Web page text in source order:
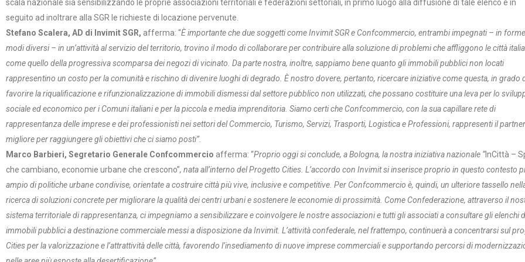
scala nazionale sia sensibilizzando le proprie associazioni territoriali e federazioni settoriali, in primo luogo alla diffusione di tale elenco e in
seguito ad inoltrare alla SGR le richieste di locazione pervenute.
Stefano Scalera, AD di Invimit SGR, afferma: “È importante che due soggetti come Invimit SGR e Confcommercio, entrambi impegnati – in
modi diversi – in un’attività al servizio del territorio, trovino il modo di collaborare per contribuire alla soluzione di problemi che affliggono le città
come quello della progressiva scomparsa dei negozi di vicinato. Da parte nostra, inoltre, sappiamo bene quanto gli immobili pubblici non locati
rappresentino un costo per la comunità e rischino di divenire luoghi di degrado. È nostro dovere, pertanto, ricercare iniziative come questa, in grado
favorire la riqualificazione e rifunzionalizzazione di immobili dismessi dal settore pubblico non utilizzati, che possano costituire una leva per lo
sociale ed economico per i Comuni italiani e per la piccola e media imprenditoria. Siamo certi che Confcommercio, con la sua capillare rete di
rappresentanza delle imprese e dei professionisti nei settori del Commercio, Turismo, Servizi, Trasporti, Logistica e Professioni, rappresenti il partner
migliore per raggiungere gli obiettivi che ci siamo posti”.
Marco Barbieri, Segretario Generale Confcommercio afferma: “Proprio oggi si conclude, a Bologna, la nostra iniziativa nazionale “InCittà –
che cambiano, economie urbane che crescono”, nata all’interno del Progetto Cities. L’accordo con Invimit si inserisce proprio in questo contesto
ampio di politiche urbane condivise, orientate a costruire città più vive, inclusive e competitive. Per Confcommercio è, quindi, un ulteriore tassello
ricerca di soluzioni concrete per migliorare la qualità dei centri urbani e sostenere le economie di prossimità. Come Confederazione, attraverso il
sistema territoriale di rappresentanza, ci impegniamo a sensibilizzare e coinvolgere le nostre associazioni e tutti gli associati a consultare gli elenchi
immobili pubblici a destinazione commerciale messi a disposizione da Invimit. L’attività confederale, nel frattempo, continuerà a concentrarsi sul
Cities per la valorizzazione e l’attrattività delle città, favorendo l’insediamento di nuove imprese commerciali e supportando percorsi di